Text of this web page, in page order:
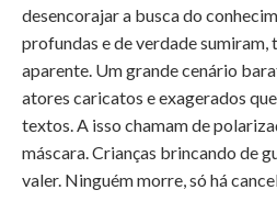
desencorajar a busca do
profundas e de verdade sumiram,
aparente. Um grande cenário
atores caricatos e exagerados
textos. A isso chamam de
máscara. Crianças brincando de
valer. Ninguém morre, só há